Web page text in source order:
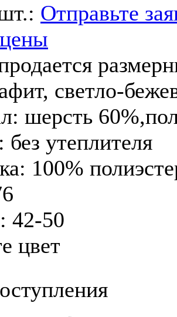
Отправьте
светло-
шерсть
без утеплителя
100%
42-50
цвет